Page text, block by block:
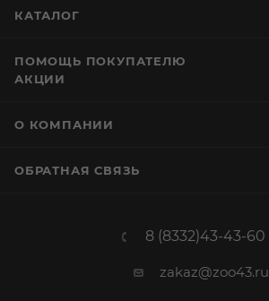
КАТАЛОГ
ПОМОЩЬ ПОКУПАТЕЛЮ
АКЦИИ
О КОМПАНИИ
ОБРАТНАЯ СВЯЗЬ
8 (8332)43-43-60
zakaz@zoo43.ru